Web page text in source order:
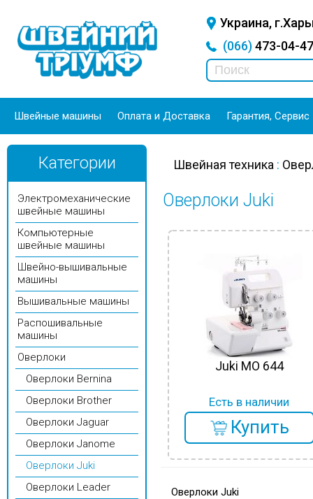
Украина,
(066)473-04-
Швейные машины Оплата и Доставка Гарантия, Сервис
Категории
Электромеханические
швейные машины
Компьютерные
швейные машины
Швейно-вышивальные
машины
Вышивальные машины
Распошивальные
машины
Оверлоки
Оверлоки Bernina
Оверлоки Brother
Оверлоки Jaguar
Оверлоки Janome
Оверлоки Juki
Оверлоки Leader
Швейная техника :
Оверлоки Juki
Juki MO 644
Есть в наличии
Купить
Оверлоки Juki